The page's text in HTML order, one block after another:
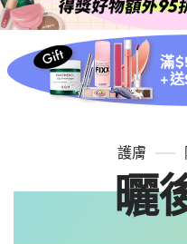
滿
+
護膚
曬